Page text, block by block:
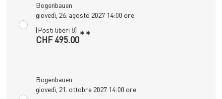
Bogenbauen
giovedì, 26. agosto 2027 14:00 ore
(Posti liberi 8)
CHF 495.00**
Bogenbauen
giovedì, 21. ottobre 2027 14:00 ore